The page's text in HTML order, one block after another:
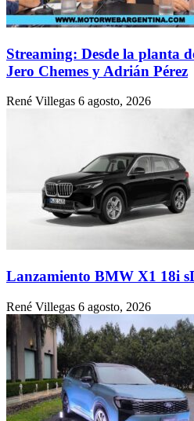
Streaming: Desde la planta
Jero Chemes y Adrián Pérez
René Villegas 6 agosto, 2026
Lanzamiento BMW X1 18i
René Villegas 6 agosto, 2026